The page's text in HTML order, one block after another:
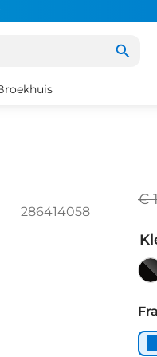
286414058
€